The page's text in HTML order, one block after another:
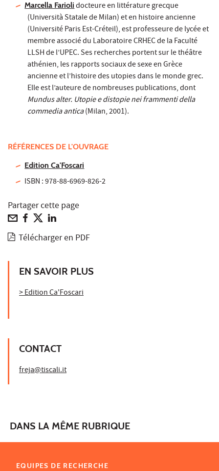
Marcella Fariolidocteure en littérature grecque
(Università Statale de Milan) et en histoire ancienne
(Université Paris Est-Créteil), est professeure de lycée et
membre associé du Laboratoire CRHEC de la Faculté
LLSH de l’UPEC. Ses recherches portent sur le théâtre
athénien, les rapports sociaux de sexe en Grèce
ancienne et l’histoire des utopies dans le monde grec.
Elle est l’auteure de nombreuses publications, dont
Mundus alter. Utopie e distopie nei frammenti della
commedia antica(Milan, 2001).
RÉFÉRENCES DE L'OUVRAGE
Edition Ca'Foscari
ISBN : 978-88-6969-826-2
Partager cette page
Télécharger en PDF
EN SAVOIR PLUS
> Edition Ca'Foscari
CONTACT
freja@tiscali.it
DANS LA MÊME RUBRIQUE
EQUIPES DE RECHERCHE